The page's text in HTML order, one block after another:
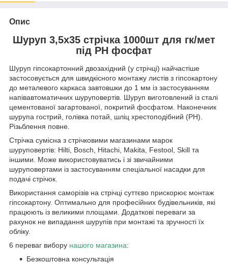
Опис
Шуруп 3,5х35 стрічка 1000шт для гк/мет
під PH фосфат
Шуруп гіпсокартонний двозахідний (у стрічці) найчастіше
застосовується для швидкісного монтажу листів з гіпсокартону
до металевого каркаса завтовшки до 1 мм із застосуванням
напівавтоматичних шуруповертів. Шуруп виготовлений із сталі
цементованої загартованої, покритий фосфатом. Наконечник
шурупа гострий, голівка потай, шліц хрестоподібний (PH).
Різьблення повне.
Стрічка сумісна з стрічковими магазинами марок
шуруповертів: Hilti, Bosch, Hitachi, Makita, Festool, Skill та
іншими. Може використовуватись і зі звичайними
шуруповертами із застосуванням спеціальної насадки для
подачі стрічок.
Використання саморізів на стрічці суттєво прискорює монтаж
гіпсокартону. Оптимально для професійних будівельників, які
працюють із великими площами. Додаткові переваги за
рахунок не випадання шурупів при монтажі та зручності їх
обліку.
6 переваг вибору нашого магазина:
Безкоштовна консультація